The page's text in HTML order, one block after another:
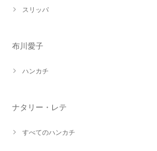
スリッパ
布川愛子
ハンカチ
ナタリー・レテ
すべてのハンカチ